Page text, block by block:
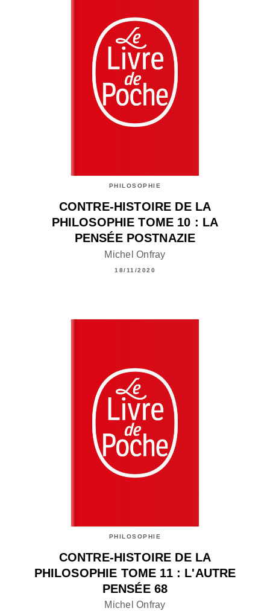
PHILOSOPHIE
CONTRE-HISTOIRE DE LA
PHILOSOPHIE TOME 10 : LA
PENSÉE POSTNAZIE
Michel Onfray
18/11/2020
PHILOSOPHIE
CONTRE-HISTOIRE DE LA
PHILOSOPHIE TOME 11 : L'AUTRE
PENSÉE 68
Michel Onfray